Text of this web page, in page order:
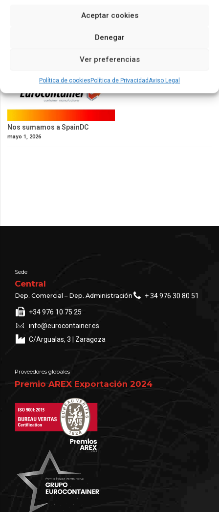
Aceptar cookies
Denegar
Ver preferencias
Política de cookiesPolítica de PrivacidadAviso Legal
Nos sumamos a SpainDC
mayo 1, 2026
Sede
Central
Dep. Comercial – Dep. Administración + 34 976 30 80 51
+34 976 10 75 25
info@eurocontainer.es
C/Argualas, 3 | Zaragoza
Proveedores globales
Premio AREX Exportación 2024